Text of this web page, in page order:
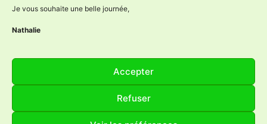
Je vous souhaite une belle journée,
Nathalie
Accepter
Refuser
évaluez-nous sur
Facebook
Instagram
YouTubeLinkedIn